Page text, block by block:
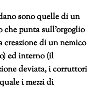
sono quelle di un
che punta sull’orgoglio
creazione di un nemico
ed interno (il
deviata, i corruttori
i mezzi di